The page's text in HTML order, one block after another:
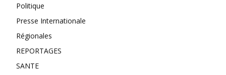
Politique
Presse Internationale
Régionales
REPORTAGES
SANTE